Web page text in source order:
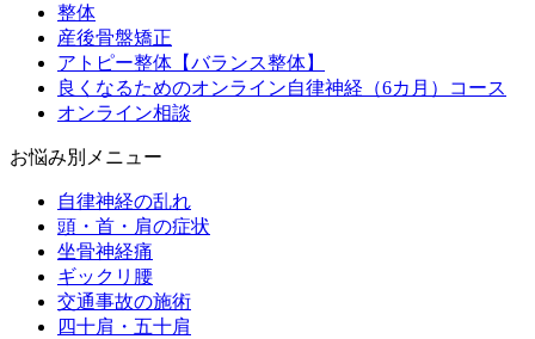
整体
産後骨盤矯正
アトピー整体【バランス整体】
良くなるためのオンライン自律神経（6カ月）コース
オンライン相談
お悩み別メニュー
自律神経の乱れ
頭・首・肩の症状
坐骨神経痛
ギックリ腰
交通事故の施術
四十肩・五十肩